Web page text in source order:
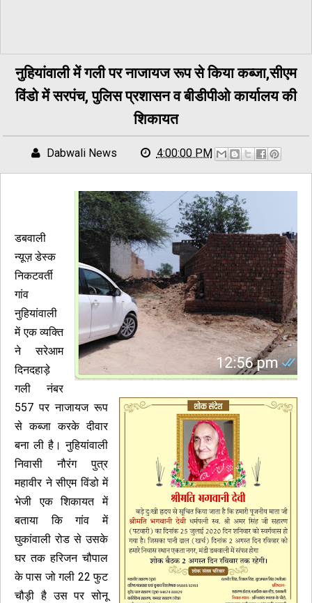
नुहियांवाली में गली पर नाजायज रूप से किया कब्जा,सीएम
विंडो में सरपंच, पुलिस प्रशासन व बीडीपीओ कार्यालय की
शिकायत
Dabwali News 4:00:00 PM
डबवाली
न्यूज़ डेस्क
निकटवर्ती
गांव
नुहियांवाली
में एक व्यक्ति
ने सरेआम
दिनदहाड़े
गली नंबर
557 पर नाजायज रूप
से कब्जा करके दीवार
बना ली है। नुहियांवाली
निवासी नौरंग पुत्र
महावीर ने सीएम विंडो में
भेजी एक शिकायत में
बताया कि गांव में
घुकांवाली रोड से उसके
घर तक हरिजन चौपाल
के पास जो गली 22 फुट
चौड़ी है उस पर सोनू